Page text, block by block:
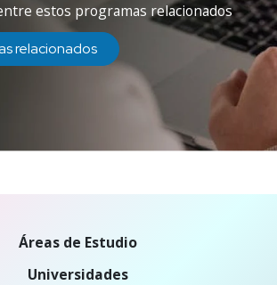
estos programas relacionados
relacionados
Áreas de Estudio
Universidades